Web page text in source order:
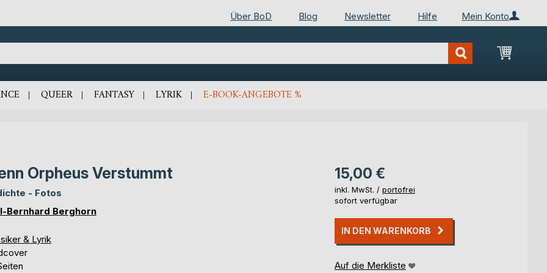
Mein Konto
Über BoD Blog Newsletter Hilfe
Mein
QUEER FANTASY LYRIK E-BOOK-ANGEBOTE %
Orpheus Verstummt
- Fotos
Bernhard Berghorn
& Lyrik
15,00 €
inkl. MwSt. / portofrei
sofort verfügbar
IN DEN WARENKORB
Auf die Merkliste